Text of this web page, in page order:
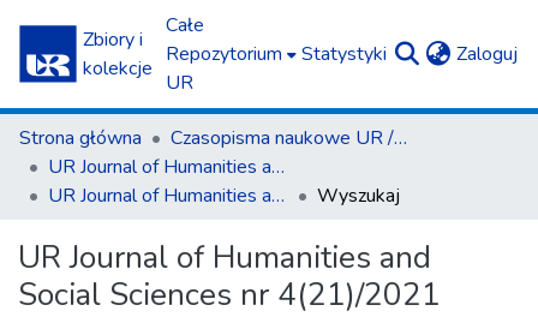
Zbiory i
kolekcje
Całe
Repozytorium
UR
Statystyki Zaloguj
Strona główna
Czasopisma naukowe UR / Scientific Journals
UR Journal of Humanities and Social Sciences
UR Journal of Humanities and Social Sciences nr 4(21)/2021
Wyszukaj
UR Journal of Humanities and
Social Sciences nr 4(21)/2021